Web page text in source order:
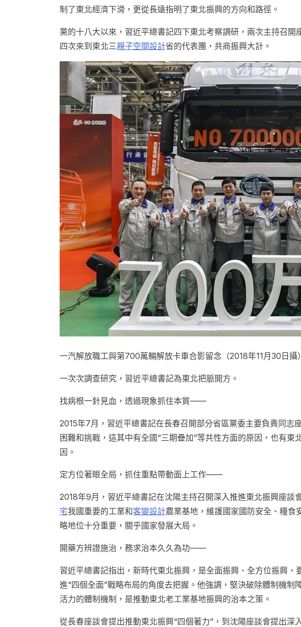
制了東北經濟下滑，更從長遠指明了東北振興的方向和路徑。
黨的十八大以來，習近平總書記四下東北考察調研，兩次主持召
四次來到東北三親子空間設計省的代表團，共商振興大計。
一汽解放職工與第700萬輛解放卡車合影留念（2018年11月30日
一次次調查研究，習近平總書記為東北把脈開方。
找病根一針見血，透過現象抓住本質——
2015年7月，習近平總書記在長春召開部分省區黨委主要負責同志
困難和挑戰，這其中有全國“三期疊加”等共性方面的原因，也有東
因。
定方位著眼全局，抓住重點帶動面上工作——
2018年9月，習近平總書記在沈陽主持召開深入推進東北振興座談
宅我國重要的工業和客變設計農業基地，維護國家國防安全、糧
略地位十分重要，關乎國家發展大局。
開藥方辨證施治，務求治本久久為功——
習近平總書記指出，新時代東北振興，是全面振興、全方位振興，
進“四個全面”戰略布局的角度去把握。他強調，堅決破除體制機制
活力的體制機制，是推動東北老工業基地振興的治本之策。
從長春座談會提出推動東北振興“四個著力”，到沈陽座談會提出